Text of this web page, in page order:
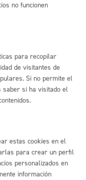
no funcionen
para recopilar
de visitantes de
Si no permite el
saber si ha visitado el
estas cookies en el
para crear un perfil
personalizados en
información